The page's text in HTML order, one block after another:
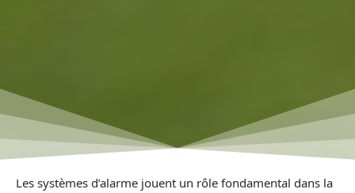
Les systèmes d’alarme jouent un rôle fondamental dans la